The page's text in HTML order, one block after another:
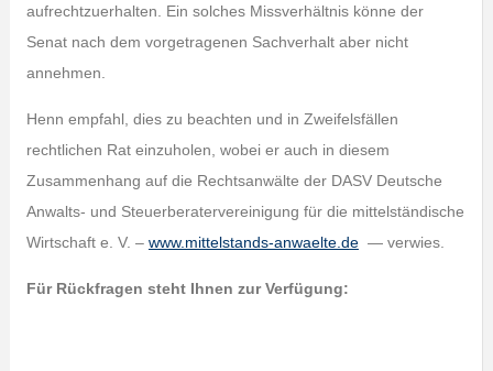
aufrechtzuerhalten. Ein solches Missverhältnis könne der
Senat nach dem vorgetragenen Sachverhalt aber nicht
annehmen.
Henn empfahl, dies zu beachten und in Zweifelsfällen
rechtlichen Rat einzuholen, wobei er auch in diesem
Zusammenhang auf die Rechtsanwälte der DASV Deutsche
Anwalts- und Steuerberatervereinigung für die mittelständische
Wirtschaft e. V. – www.mittelstands-anwaelte.de— verwies.
Für Rückfragen steht Ihnen zur Verfügung: